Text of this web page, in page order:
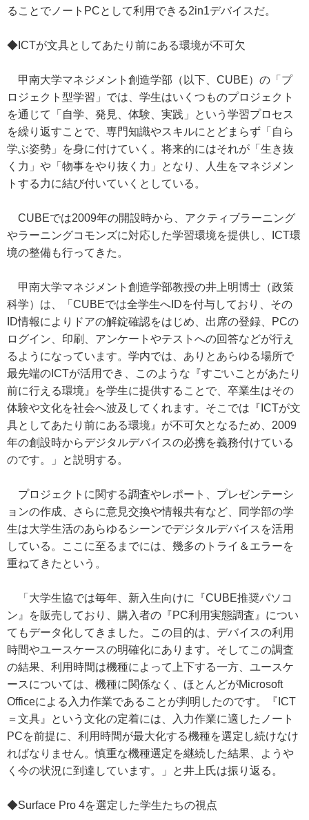
ることでノートPCとして利用できる2in1デバイスだ。
◆ICTが文具としてあたり前にある環境が不可欠
甲南大学マネジメント創造学部（以下、CUBE）の「プ
ロジェクト型学習」では、学生はいくつものプロジェクト
を通じて「自学、発見、体験、実践」という学習プロセス
を繰り返すことで、専門知識やスキルにとどまらず「自ら
学ぶ姿勢」を身に付けていく。将来的にはそれが「生き抜
く力」や「物事をやり抜く力」となり、人生をマネジメン
トする力に結び付いていくとしている。
CUBEでは2009年の開設時から、アクティブラーニング
やラーニングコモンズに対応した学習環境を提供し、ICT環
境の整備も行ってきた。
甲南大学マネジメント創造学部教授の井上明博士（政策
科学）は、「CUBEでは全学生へIDを付与しており、その
ID情報によりドアの解錠確認をはじめ、出席の登録、PCの
ログイン、印刷、アンケートやテストへの回答などが行え
るようになっています。学内では、ありとあらゆる場所で
最先端のICTが活用でき、このような『すごいことがあたり
前に行える環境』を学生に提供することで、卒業生はその
体験や文化を社会へ波及してくれます。そこでは『ICTが文
具としてあたり前にある環境』が不可欠となるため、2009
年の創設時からデジタルデバイスの必携を義務付けている
のです。」と説明する。
プロジェクトに関する調査やレポート、プレゼンテーシ
ョンの作成、さらに意見交換や情報共有など、同学部の学
生は大学生活のあらゆるシーンでデジタルデバイスを活用
している。ここに至るまでには、幾多のトライ＆エラーを
重ねてきたという。
「大学生協では毎年、新入生向けに『CUBE推奨パソコ
ン』を販売しており、購入者の『PC利用実態調査』につい
てもデータ化してきました。この目的は、デバイスの利用
時間やユースケースの明確化にあります。そしてこの調査
の結果、利用時間は機種によって上下する一方、ユースケ
ースについては、機種に関係なく、ほとんどがMicrosoft
Officeによる入力作業であることが判明したのです。『ICT
＝文具』という文化の定着には、入力作業に適したノート
PCを前提に、利用時間が最大化する機種を選定し続けなけ
ればなりません。慎重な機種選定を継続した結果、ようや
く今の状況に到達しています。」と井上氏は振り返る。
◆Surface Pro 4を選定した学生たちの視点